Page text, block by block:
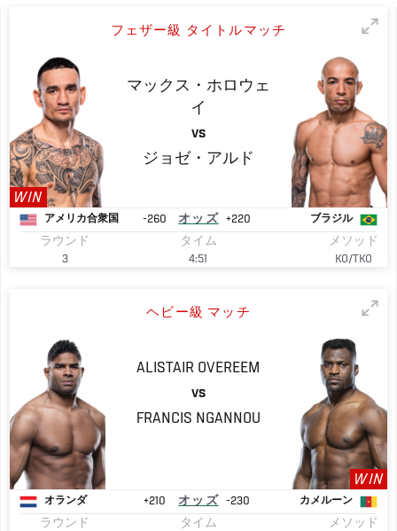
フェザー級 タイトルマッチ
WIN
マックス・ホロウェ
イ
VS
ジョゼ・アルド
アメリカ合衆国 -260 オッズ +220 ブラジル
ラウンド
3
タイム
4:51
メソッド
KO/TKO
ヘビー級 マッチ
ALISTAIR OVEREEM
VS
FRANCIS NGANNOU
WIN
オランダ +210 オッズ -230 カメルーン
ラウンド
タイム
メソッド